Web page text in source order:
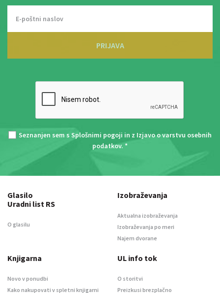
PRIJAVA
Seznanjen sem s Splošnimi pogoji in z Izjavo o varstvu osebnih
podatkov. *
Glasilo
Uradni list RS
O glasilu
Izobraževanja
Aktualna izobraževanja
Izobraževanja po meri
Najem dvorane
Knjigarna
Novo v ponudbi
Kako nakupovati v spletni knjigarni
UL info tok
O storitvi
Preizkusi brezplačno